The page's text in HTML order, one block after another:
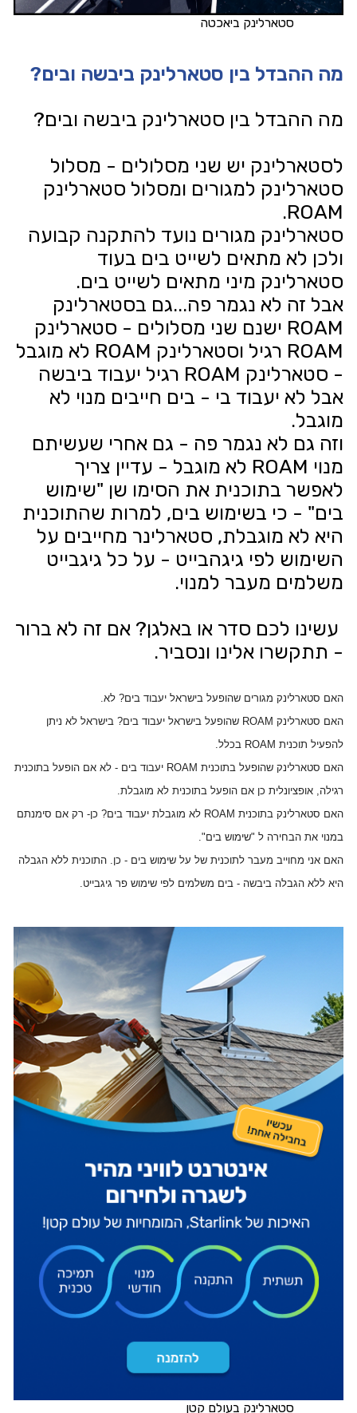
סטארלינק ביאכטה
מה ההבדל בין סטארלינק ביבשה ובים?
מה ההבדל בין סטארלינק ביבשה ובים?
לסטארלינק יש שני מסלולים - מסלול
סטארלינק למגורים ומסלול סטארלינק
ROAM.
סטארלינק מגורים נועד להתקנה קבועה
ולכן לא מתאים לשייט בים בעוד
סטארלינק מיני מתאים לשייט בים.
אבל זה לא נגמר פה...גם בסטארלינק
ROAM ישנם שני מסלולים - סטארלינק
ROAM רגיל וסטארלינק ROAM לא מוגבל
- סטארלינק ROAM רגיל יעבוד ביבשה
אבל לא יעבוד בי - בים חייבים מנוי לא
מוגבל.
וזה גם לא נגמר פה - גם אחרי שעשיתם
מנוי ROAM לא מוגבל - עדיין צריך
לאפשר בתוכנית את הסימו שן "שימוש
בים" - כי בשימוש בים, למרות שהתוכנית
היא לא מוגבלת, סטארלינר מחייבים על
השימוש לפי גיגהבייט - על כל גיגבייט
משלמים מעבר למנוי.
עשינו לכם סדר או באלגן? אם זה לא ברור
- תתקשרו אלינו ונסביר.
האם סטארלינק מגורים שהופעל בישראל יעבוד בים? לא.
האם סטארלינק ROAM שהופעל בישראל יעבוד בים? בישראל לא ניתן
להפעיל תוכנית ROAM בכלל.
האם סטארלינק שהופעל בתוכנית ROAM יעבוד בים - לא אם הופעל בתוכנית
רגילה, אופציונלית כן אם הופעל בתוכנית לא מוגבלת.
האם סטארלינק בתוכנית ROAM לא מוגבלת יעבוד בים? כן- רק אם סימנתם
במנוי את הבחירה ל "שימוש בים".
האם אני מחוייב מעבר לתוכנית של על שימוש בים - כן. התוכנית ללא הגבלה
היא ללא הגבלה ביבשה - בים משלמים לפי שימוש פר גיגבייט.
סטארלינק בעולם קטן